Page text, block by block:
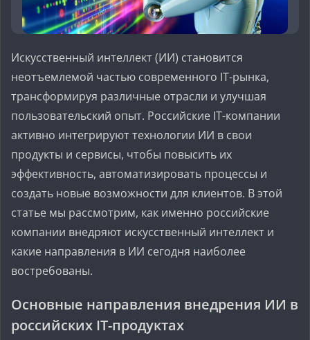
Искусственный интеллект (ИИ) становится
неотъемлемой частью современного IT-рынка,
трансформируя различные отрасли и улучшая
пользовательский опыт. Российские IT-компании
активно интегрируют технологии ИИ в свои
продукты и сервисы, чтобы повысить их
эффективность, автоматизировать процессы и
создать новые возможности для клиентов. В этой
статье мы рассмотрим, как именно российские
компании внедряют искусственный интеллект и
какие направления в ИИ сегодня наиболее
востребованы.
Основные направления внедрения ИИ в
российских IT-продуктах